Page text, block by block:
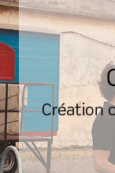
Création